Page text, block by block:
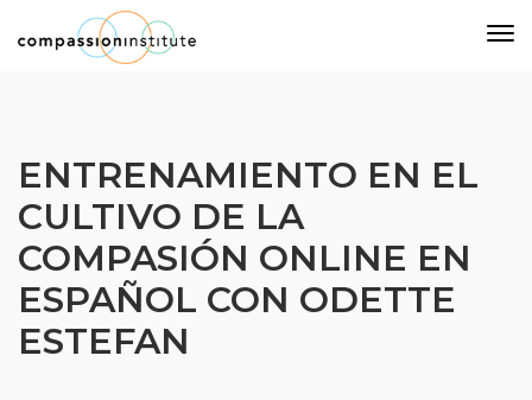
Our Mission
Why Compassion Training?
Our Team
About Thupten Jinpa, PhD
Our Partners & Donors
ENTRENAMIENTO EN EL
CULTIVO DE LA
COMPASIÓN ONLINE EN
ESPAÑOL CON ODETTE
ESTEFAN